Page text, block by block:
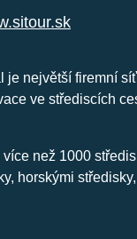
je největší firemní
ve střediscích
než 1000
horskými